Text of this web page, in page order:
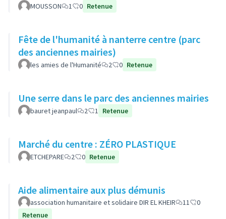
MOUSSON 1 0 Retenue
Fête de l'humanité à nanterre centre (parc
des anciennes mairies)
les amies de l'Humanité 2 0 Retenue
Une serre dans le parc des anciennes mairies
bauret jeanpaul 2 1 Retenue
Marché du centre : ZÉRO PLASTIQUE
ETCHEPARE 2 0 Retenue
Aide alimentaire aux plus démunis
association humanitaire et solidaire DIR EL KHEIR 11
0
Retenue